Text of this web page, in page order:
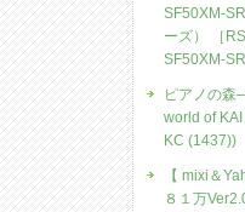
SF50XM-
ーズ） ［
SF50XM-SR
ピアノの
world of
KC (1437))
【 mixi＆
８１万